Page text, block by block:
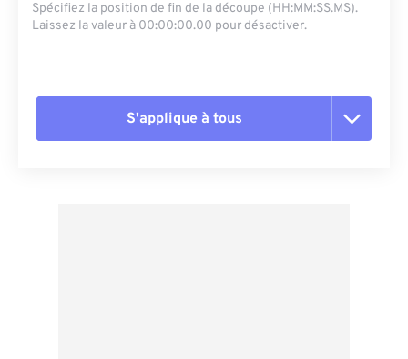
Spécifiez la position de fin de la découpe (HH:MM:SS.MS).
Laissez la valeur à 00:00:00.00 pour désactiver.
S'applique à tous